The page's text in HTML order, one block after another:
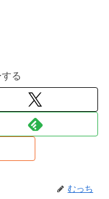
る
むっち